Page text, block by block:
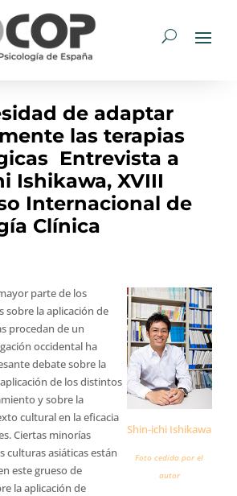
de adaptar
las terapias
 Entrevista a
Ishikawa, XVIII
Internacional de
Clínica
parte de los
sobre la aplicación de
procedan de un
occidental ha
debate sobre la
de los distintos
y sobre la
cultural en la eficacia
Ciertas minorías
culturas asiáticas están
este grueso de
la aplicación de
Shin-ichi Ishikawa
Foto cedida por el
autor